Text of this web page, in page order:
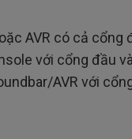
AVR có cả cổng
với cổng đầu
AVR với